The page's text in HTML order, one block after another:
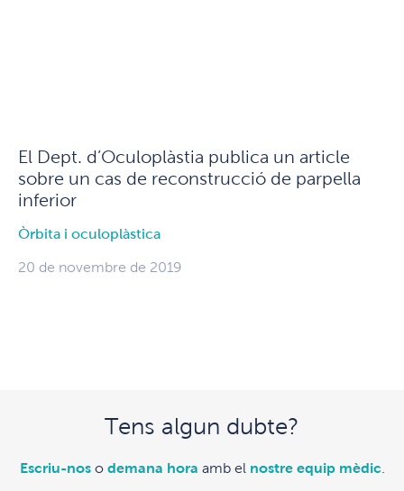
El Dept. d’Oculoplàstia publica un article
sobre un cas de reconstrucció de parpella
inferior
Òrbita i oculoplàstica
20 de novembre de 2019
Tens algun dubte?
Escriu-noso demana hora amb el nostre equip mèdic.